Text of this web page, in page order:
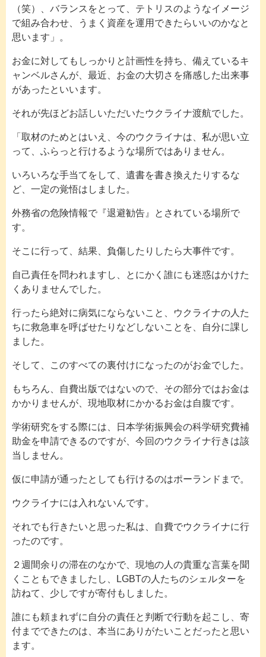
（笑）、バランスをとって、テトリスのようなイメージ
で組み合わせ、うまく資産を運用できたらいいのかなと
思います」。
お金に対してもしっかりと計画性を持ち、備えているキ
ャンベルさんが、最近、お金の大切さを痛感した出来事
があったといいます。
それが先ほどお話しいただいたウクライナ渡航でした。
「取材のためとはいえ、今のウクライナは、私が思い立
って、ふらっと行けるような場所ではありません。
いろいろな手当てをして、遺書を書き換えたりするな
ど、一定の覚悟はしました。
外務省の危険情報で『退避勧告』とされている場所で
す。
そこに行って、結果、負傷したりしたら大事件です。
自己責任を問われますし、とにかく誰にも迷惑はかけた
くありませんでした。
行ったら絶対に病気にならないこと、ウクライナの人た
ちに救急車を呼ばせたりなどしないことを、自分に課し
ました。
そして、このすべての裏付けになったのがお金でした。
もちろん、自費出版ではないので、その部分ではお金は
かかりませんが、現地取材にかかるお金は自腹です。
学術研究をする際には、日本学術振興会の科学研究費補
助金を申請できるのですが、今回のウクライナ行きは該
当しません。
仮に申請が通ったとしても行けるのはポーランドまで。
ウクライナには入れないんです。
それでも行きたいと思った私は、自費でウクライナに行
ったのです。
２週間余りの滞在のなかで、現地の人の貴重な言葉を聞
くこともできましたし、LGBTの人たちのシェルターを
訪ねて、少しですが寄付もしました。
誰にも頼まれずに自分の責任と判断で行動を起こし、寄
付までできたのは、本当にありがたいことだったと思い
ます。